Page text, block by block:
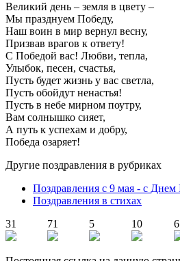
Великий день – земля в цвету –
Мы празднуем Победу,
Наш воин в мир вернул весну,
Призвав врагов к ответу!
С Победой вас! Любви, тепла,
Улыбок, песен, счастья,
Пусть будет жизнь у вас светла,
Пусть обойдут ненастья!
Пусть в небе мирном поутру,
Вам солнышко сияет,
А путь к успехам и добру,
Победа озаряет!
Другие поздравления в рубриках
Поздравления с 9 мая - с
Поздравления в стихах
31
71 5 10 6